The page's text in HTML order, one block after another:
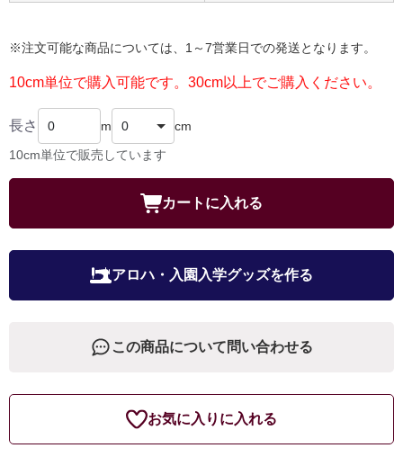
※注文可能な商品については、1～7営業日での発送となります。
10cm単位で購入可能です。30cm以上でご購入ください。
長さ m cm
10cm単位で販売しています
カートに入れる
アロハ・入園入学グッズを作る
この商品について問い合わせる
お気に入りに入れる